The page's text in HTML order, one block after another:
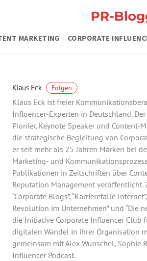
PR-
MARKETING CORPORATE
Klaus Eck Folgen
Klaus Eck ist freier
Influencer-Experten in Deutschland.
Pionier, Keynote Speaker und
die strategische Begleitung von
er seit mehr als 25 Jahren Marken bei
Marketing- und
Publikationen in Zeitschriften über
Reputation Management
“Corporate Blogs”, “Karrierefalle
Revolution im Unternehmen” und “Die
die Initiative Corporate Influencer Club
digitalen Wandel in ihrer Organisation
gemeinsam mit Alex Wunschel, Sophie
Influencer Podcast.